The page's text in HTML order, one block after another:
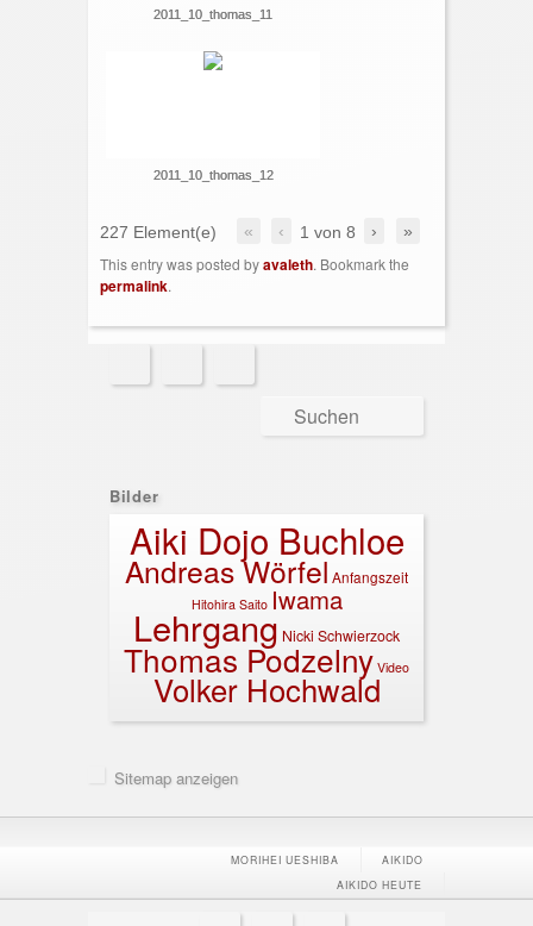
2011_10_thomas_11
2011_10_thomas_12
227 Element(e) « ‹ 1 von8 › »
This entry was posted byavaleth. Bookmark the
permalink.
Search
Bilder
Aiki Dojo Buchloe
Andreas Wörfel Anfangszeit
Hitohira Saito Iwama
Lehrgang Nicki Schwierzock
Thomas Podzelny Video
Volker Hochwald
Sitemap
AIKIDO
MORIHEI UESHIBA
AIKIDO HEUTE